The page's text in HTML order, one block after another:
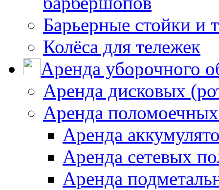
Барьерные стойки и
Колёса для тележек
Аренда уборочного
Аренда дисковых
Аренда
Аренда
Аренда сетевых
Аренда